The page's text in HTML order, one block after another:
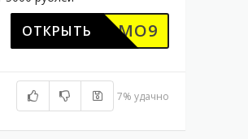
PROMO9
ОТКРЫТЬ
7% удачно